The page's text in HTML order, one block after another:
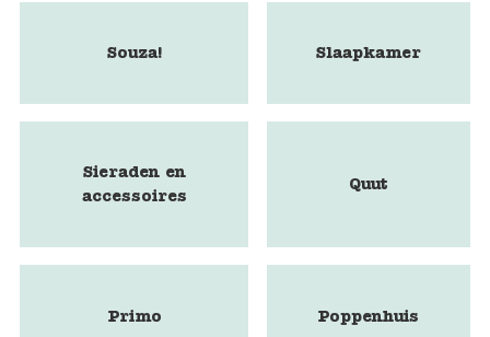
Souza! Slaapkamer
Sieraden en
accessoires
Quut
Primo Poppenhuis